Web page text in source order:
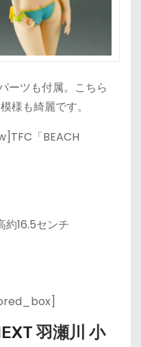
ーツも付属。こちら
様も綺麗です。
「BEACH
約16.5センチ
羽瀬川 小